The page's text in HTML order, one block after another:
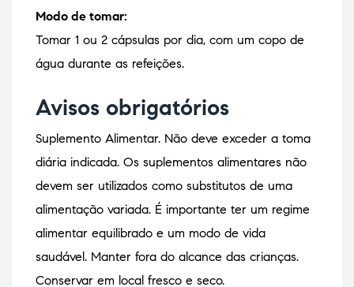
Modo de tomar:
Tomar 1 ou 2 cápsulas por dia, com um copo de
água durante as refeições.
Avisos obrigatórios
Suplemento Alimentar. Não deve exceder a toma
diária indicada. Os suplementos alimentares não
devem ser utilizados como substitutos de uma
alimentação variada. É importante ter um regime
alimentar equilibrado e um modo de vida
saudável. Manter fora do alcance das crianças.
Conservar em local fresco e seco.